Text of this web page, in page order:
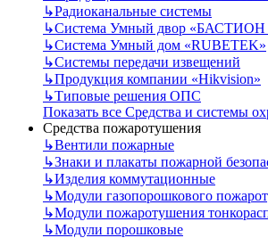
↳Радиоканальные системы
↳Система Умный двор «БАСТИОН
↳Система Умный дом «RUBETEK»
↳Системы передачи извещений
↳Продукция компании «Hikvision»
↳Типовые решения ОПС
Показать все Средства и системы
Средства пожаротушения
↳Вентили пожарные
↳Знаки и плакаты пожарной
↳Изделия коммутационные
↳Модули газопорошкового
↳Модули пожаротушения
↳Модули порошковые